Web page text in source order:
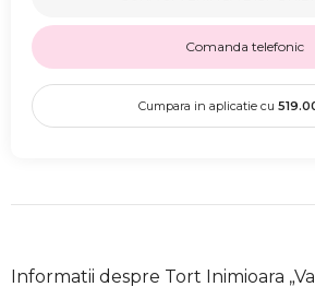
Comanda telefonic
Cumpara in aplicatie cu
Informatii despre Tort Inimioara